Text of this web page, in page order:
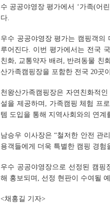
수 공공야영장 평가에서 ‘가족(어
다.
우수 공공야영장 평가는 캠핑객의
루어진다. 이번 평가에서는 전국
친화, 교통약자 배려, 반려동물 친
산가족캠핑장을 포함한 전국 20곳
천왕산가족캠핑장은 자연친화적
설을 제공하며, 가족캠핑 체험 프
템 도입을 통해 지역사회와의 연계
남승우 이사장은 “철저한 안전 관
용객들에게 더욱 특별한 캠핑 경험
우수 공공야영장으로 선정된 캠핑
해 홍보되며, 선정 현판이 수여될
<채홍길 기자>